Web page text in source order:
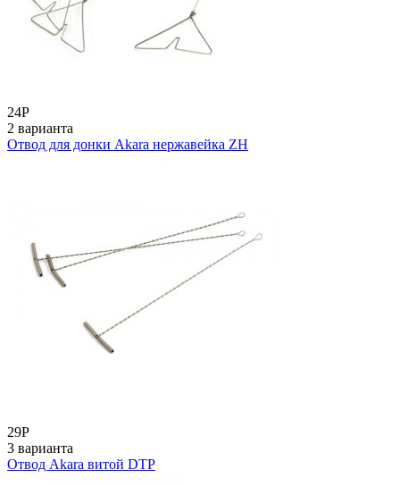
24Р
2 варианта
Отвод для донки Akara нержавейка ZH
29Р
3 варианта
Отвод Akara витой DTP